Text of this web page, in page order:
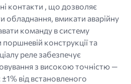
контакти , що дозволяє
обладнання, вмикати аварійну
команду в систему
поршневій конструкції та
реле забезпечує
з високою точністю —
від встановленого